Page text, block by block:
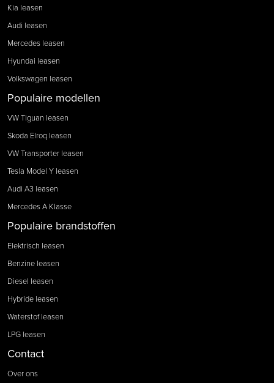
Kia leasen
Audi leasen
Mercedes leasen
Hyundai leasen
Volkswagen leasen
Populaire modellen
VW Tiguan leasen
Skoda Elroq leasen
VW Transporter leasen
Tesla Model Y leasen
Audi A3 leasen
Mercedes A Klasse
Populaire brandstoffen
Elektrisch leasen
Benzine leasen
Diesel leasen
Hybride leasen
Waterstof leasen
LPG leasen
Contact
Over ons